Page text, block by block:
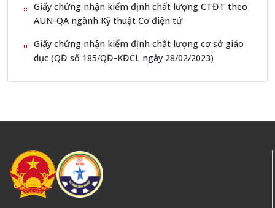
Giấy chứng nhận kiểm định chất lượng CTĐT theo
AUN-QA ngành Kỹ thuật Cơ điện tử
Giấy chứng nhận kiểm định chất lượng cơ sở giáo
dục (QĐ số 185/QĐ-KĐCL ngày 28/02/2023)